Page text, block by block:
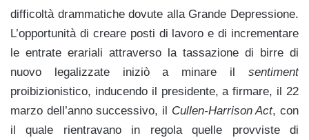
difficoltà drammatiche dovute alla Grande Depressione.
L’opportunità di creare posti di lavoro e di incrementare
le entrate erariali attraverso la tassazione di birre di
nuovo legalizzate iniziò a minare il sentiment
proibizionistico, inducendo il presidente, a firmare, il 22
marzo dell’anno successivo, il Cullen-Harrison Act, con
il quale rientravano in regola quelle provviste di